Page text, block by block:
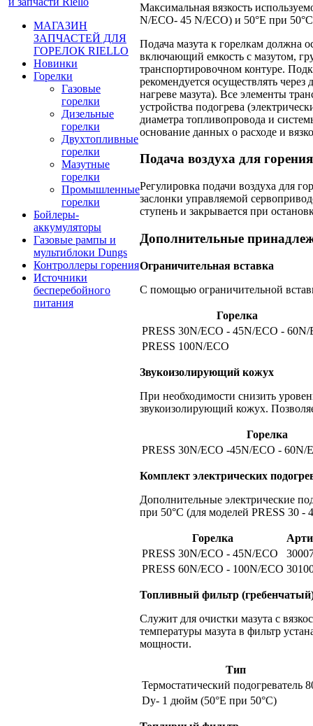
МАГАЗИН
ЗАПЧАСТЕЙ ДЛЯ
ГОРЕЛОК RIELLO
Новинки
Горелки
Газовые
горелки
Дизельные
горелки
Двухтопливные
горелки
Мазутные
горелки
Промышленные
горелки
Бойлеры-
аккумуляторы
Газовые рампы и
мультиблоки Dungs
Контроллеры горения
Источники
бесперебойного
питания
Максимальная вязкость
N/ECO- 45 N/ECO) и 50°E при
Подача мазута к горелкам должна
включающий емкость с мазутом,
транспортировочном контуре.
рекомендуется осуществлять
нагреве мазута). Все элементы
устройства подогрева
диаметра топливопровода и
основание данных о расходе и
Подача воздуха для горения
Регулировка подачи воздуха для
заслонки управляемой
ступень и закрывается при
Дополнительные
Ограничительная вставка
С помощью ограничительной
Горелка
PRESS 30N/ECO - 45N/ECO - 60N/
PRESS 100N/ECO
Звукоизолирующий кожух
При необходимости снизить
звукоизолирующий кожух.
Горелка
PRESS 30N/ECO -45N/ECO - 60N/
Комплект электрических
Дополнительные электрические
при 50°С (для моделей PRESS 30 -
Горелка
PRESS 30N/ECO - 45N/ECO
PRESS 60N/ECO - 100N/ECO
Топливный фильтр
Служит для очистки мазута с
температуры мазута в фильтр
мощности.
Тип
Термостатический подогреватель
Dу- 1 дюйм (50°Е при 50°С)